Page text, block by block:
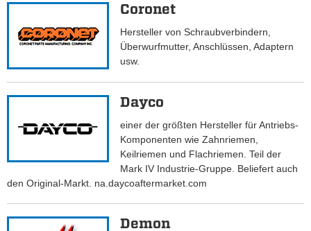
Coronet
Hersteller von Schraubverbindern,
Überwurfmutter, Anschlüssen, Adaptern
usw.
Dayco
einer der größten Hersteller für Antriebs-
Komponenten wie Zahnriemen,
Keilriemen und Flachriemen. Teil der
Mark IV Industrie-Gruppe. Beliefert auch
den Original-Markt. na.daycoaftermarket.com
Demon